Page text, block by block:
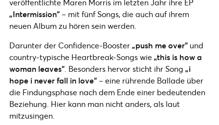
veröffentlichte Maren Morris im letzten Jahr ihre EP
„Intermission“– mit fünf Songs, die auch auf ihrem
neuen Album zu hören sein werden.
Darunter der Confidence-Booster„push me over“ und
country-typische Heartbreak-Songs wie„this is how a
woman leaves“. Besonders hervor sticht ihr Song „i
hope i never fall in love“– eine rührende Ballade über
die Findungsphase nach dem Ende einer bedeutenden
Beziehung. Hier kann man nicht anders, als laut
mitzusingen.